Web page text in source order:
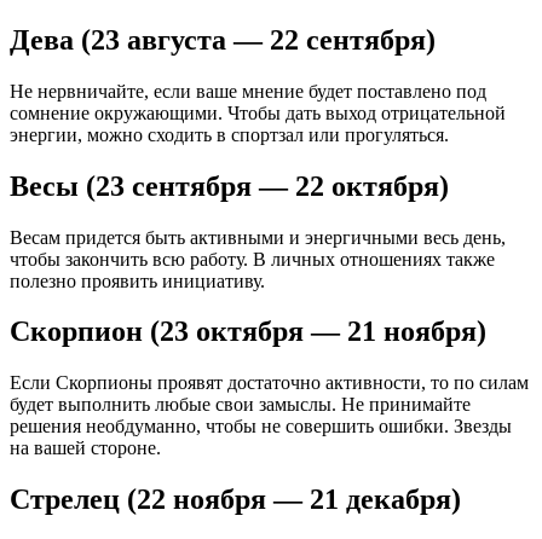
Дева (23 августа — 22 сентября)
Не нервничайте, если ваше мнение будет поставлено под
сомнение окружающими. Чтобы дать выход отрицательной
энергии, можно сходить в спортзал или прогуляться.
Весы (23 сентября — 22 октября)
Весам придется быть активными и энергичными весь день,
чтобы закончить всю работу. В личных отношениях также
полезно проявить инициативу.
Скорпион (23 октября — 21 ноября)
Если Скорпионы проявят достаточно активности, то по силам
будет выполнить любые свои замыслы. Не принимайте
решения необдуманно, чтобы не совершить ошибки. Звезды
на вашей стороне.
Стрелец (22 ноября — 21 декабря)